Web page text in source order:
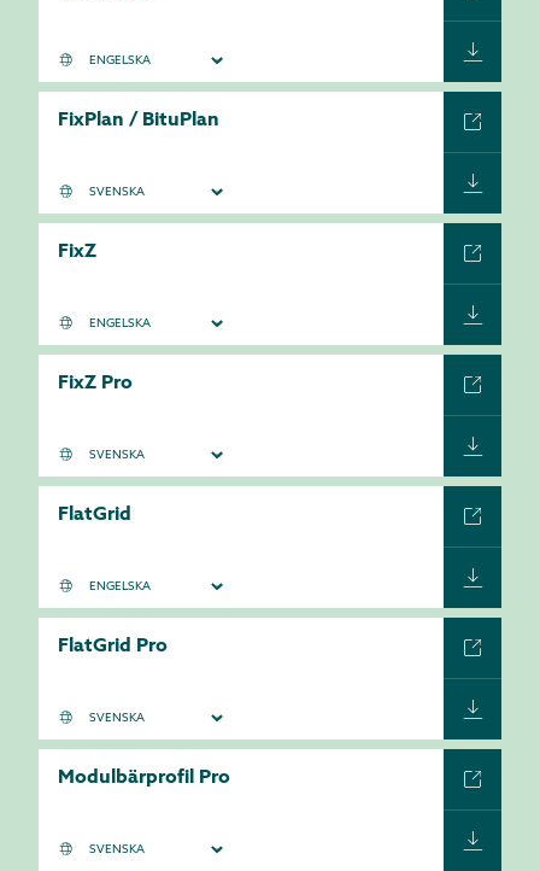
FixPlan / BituPlan
FixZ
FixZ Pro
FlatGrid
FlatGrid Pro
Modulbärprofil Pro